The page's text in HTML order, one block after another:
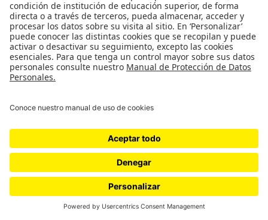
You must belogged into post a comment.
Relacionados
Edson Velandia en el vagón de 070:
una conversación sobre guerra,